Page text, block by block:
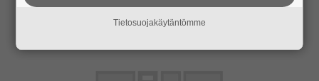
Tietosuojakäytäntömme